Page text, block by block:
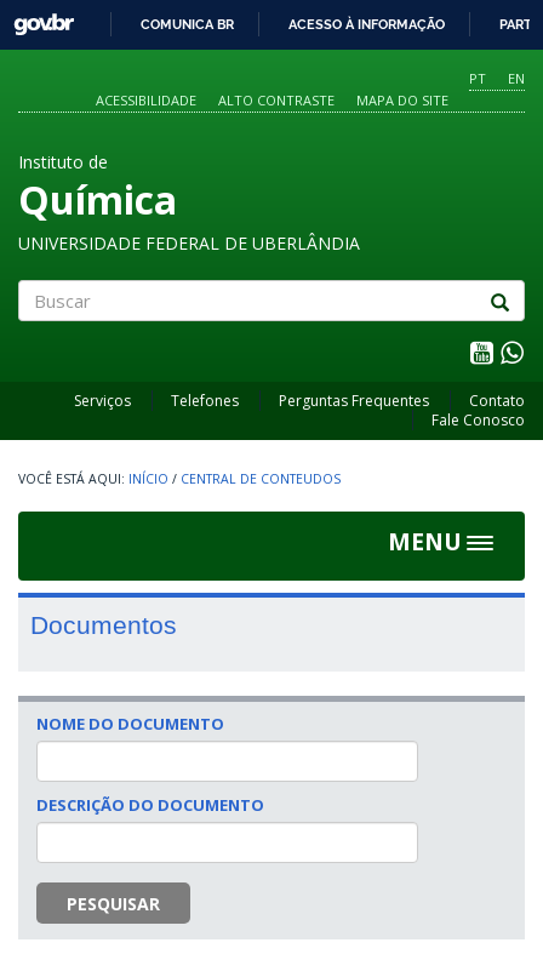
O
CONTEÚDO
GOVBR
COMUNICA BR ACESSO À INFORMAÇÃO
PT
EN
ACESSIBILIDADE
ALTO CONTRASTE MAPA DO SITE
Instituto de
Química
UNIVERSIDADE FEDERAL DE UBERLÂNDIA
Serviços Telefones Perguntas Frequentes
Contato
Fale Conosco
INÍCIO / CENTRAL DE CONTEUDOS
MENU
Toggle
Documentos
NOME DO DOCUMENTO
DESCRIÇÃO DO DOCUMENTO
PESQUISAR